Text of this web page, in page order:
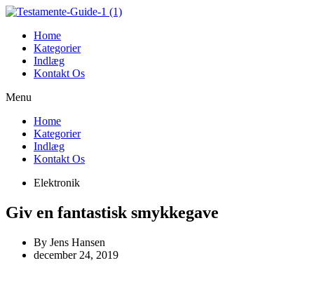
Videre
indholdHome
Kategorier
Indlæg
Kontakt Os
Menu
Home
Kategorier
Indlæg
Kontakt Os
Elektronik
Giv en fantastisk smykkegave
By Jens Hansen
december 24, 2019